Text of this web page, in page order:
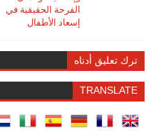
الفرحة الحقيقية في
إسعاد الأطفال
ترك تعليق أدناه
TRANSLATE